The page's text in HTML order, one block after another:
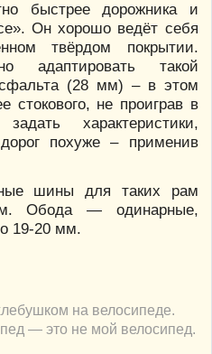
быстрее дорожника и
Он хорошо ведёт себя
твёрдом покрытии.
адаптировать такой
(28 мм) – в этом
стокового, не проиграв в
характеристики,
похуже – применив
шины для таких рам
Обода — одинарные,
19-20 мм.
на велосипеде.
— это не мой велосипед.